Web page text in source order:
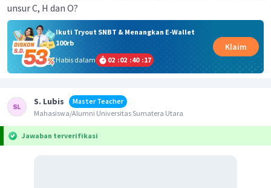
unsur C, H dan O?
Ikuti Tryout SNBT & Menangkan E-Wallet
100rb
Habis dalam
02 :02 :40 :17
Klaim
S. Lubis
Master Teacher
Mahasiswa/Alumni Universitas Sumatera Utara
Jawaban terverifikasi